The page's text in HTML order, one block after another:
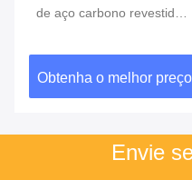
Duplo Desmontagem
Desmontagem Junção de
aço inoxidável
Obtenha o melhor preço
Envie